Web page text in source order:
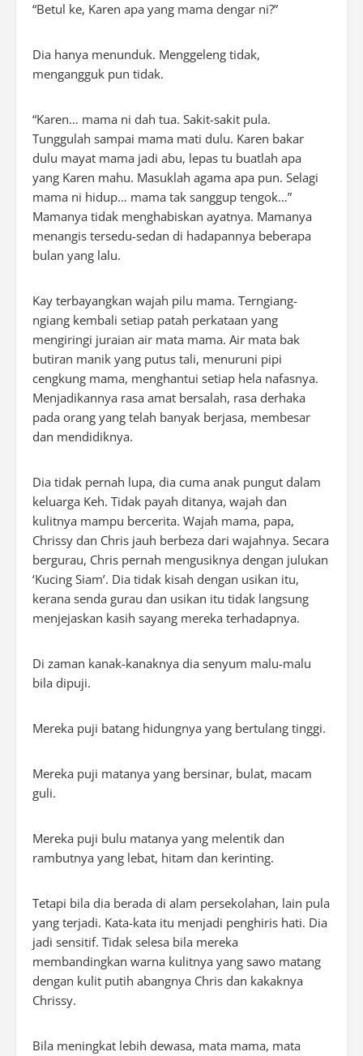
“Betul ke, Karen apa yang mama dengar ni?”
Dia hanya menunduk. Menggeleng tidak,
mengangguk pun tidak.
“Karen… mama ni dah tua. Sakit-sakit pula.
Tunggulah sampai mama mati dulu. Karen bakar
dulu mayat mama jadi abu, lepas tu buatlah apa
yang Karen mahu. Masuklah agama apa pun. Selagi
mama ni hidup… mama tak sanggup tengok…”
Mamanya tidak menghabiskan ayatnya. Mamanya
menangis tersedu-sedan di hadapannya beberapa
bulan yang lalu.
Kay terbayangkan wajah pilu mama. Terngiang-
ngiang kembali setiap patah perkataan yang
mengiringi juraian air mata mama. Air mata bak
butiran manik yang putus tali, menuruni pipi
cengkung mama, menghantui setiap hela nafasnya.
Menjadikannya rasa amat bersalah, rasa derhaka
pada orang yang telah banyak berjasa, membesar
dan mendidiknya.
Dia tidak pernah lupa, dia cuma anak pungut dalam
keluarga Keh. Tidak payah ditanya, wajah dan
kulitnya mampu bercerita. Wajah mama, papa,
Chrissy dan Chris jauh berbeza dari wajahnya. Secara
bergurau, Chris pernah mengusiknya dengan julukan
‘Kucing Siam’. Dia tidak kisah dengan usikan itu,
kerana senda gurau dan usikan itu tidak langsung
menjejaskan kasih sayang mereka terhadapnya.
Di zaman kanak-kanaknya dia senyum malu-malu
bila dipuji.
Mereka puji batang hidungnya yang bertulang tinggi.
Mereka puji matanya yang bersinar, bulat, macam
guli.
Mereka puji bulu matanya yang melentik dan
rambutnya yang lebat, hitam dan kerinting.
Tetapi bila dia berada di alam persekolahan, lain pula
yang terjadi. Kata-kata itu menjadi penghiris hati. Dia
jadi sensitif. Tidak selesa bila mereka
membandingkan warna kulitnya yang sawo matang
dengan kulit putih abangnya Chris dan kakaknya
Chrissy.
Bila meningkat lebih dewasa, mata mama, mata